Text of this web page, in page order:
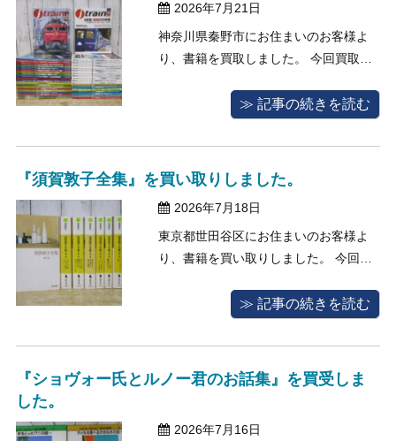
ご相談を ...
2026年7月21日
神奈川県秦野市にお住まいのお客様よ
り、書籍を買取しました。 今回買取査
は、過去に買い集めていた雑誌の処分
もったいないので、買取が可能なもの
があるか調べて欲しいと当店へご相談
をくださいました。 お問い合わせのメ
ールに ...
≫ 記事の続きを読む
『須賀敦子全集』を買い取りしました。
2026年7月18日
東京都世田谷区にお住まいのお客様よ
り、書籍を買い取りしました。 今回買
様は、近くご転居を予定されていて、
す本を選り分けている最中で、大切に
読み継いでこられた文庫本のコレクシ
ョンを買い取ってほしいと当店へお問
≫ 記事の続きを読む
『ショヴォー氏とルノー君のお話集』を買受しま
した。
2026年7月16日